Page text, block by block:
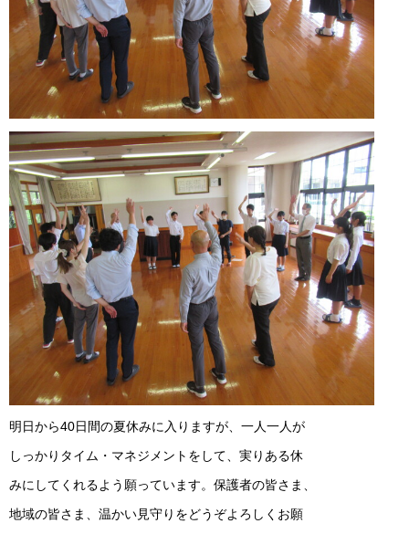
明日から40日間の夏休みに入りますが、一人一人が
しっかりタイム・マネジメントをして、実りある休
みにしてくれるよう願っています。保護者の皆さま、
地域の皆さま、温かい見守りをどうぞよろしくお願